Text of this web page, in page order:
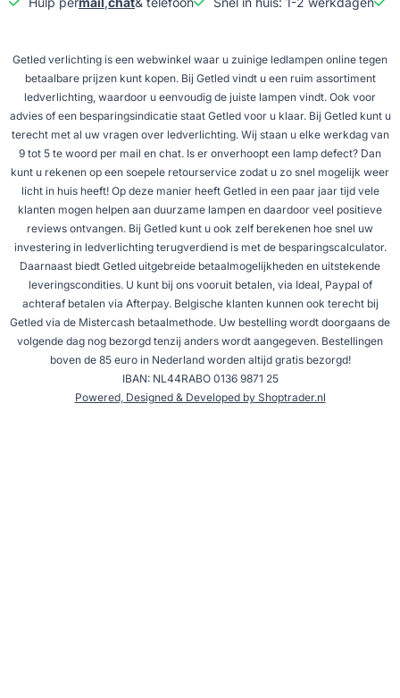
Getled verlichting is een webwinkel waar u zuinige ledlampen online tegen
betaalbare prijzen kunt kopen. Bij Getled vindt u een ruim assortiment
ledverlichting, waardoor u eenvoudig de juiste lampen vindt. Ook voor
advies of een besparingsindicatie staat Getled voor u klaar. Bij Getled kunt u
terecht met al uw vragen over ledverlichting. Wij staan u elke werkdag van
9 tot 5 te woord per mail en chat. Is er onverhoopt een lamp defect? Dan
kunt u rekenen op een soepele retourservice zodat u zo snel mogelijk weer
licht in huis heeft! Op deze manier heeft Getled in een paar jaar tijd vele
klanten mogen helpen aan duurzame lampen en daardoor veel positieve
reviews ontvangen. Bij Getled kunt u ook zelf berekenen hoe snel uw
investering in ledverlichting terugverdiend is met de besparingscalculator.
Daarnaast biedt Getled uitgebreide betaalmogelijkheden en uitstekende
leveringscondities. U kunt bij ons vooruit betalen, via Ideal, Paypal of
achteraf betalen via Afterpay. Belgische klanten kunnen ook terecht bij
Getled via de Mistercash betaalmethode. Uw bestelling wordt doorgaans de
volgende dag nog bezorgd tenzij anders wordt aangegeven. Bestellingen
boven de 85 euro in Nederland worden altijd gratis bezorgd!
IBAN: NL44RABO 0136 9871 25
Powered, Designed & Developed by Shoptrader.nl